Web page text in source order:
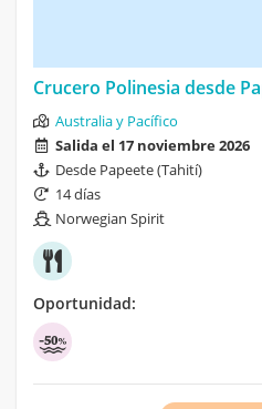
Crucero Polinesia desde
Australia y Pacífico
Salida el 17 noviembre 2026
Desde Papeete (Tahití)
14 días
Norwegian Spirit
Oportunidad: